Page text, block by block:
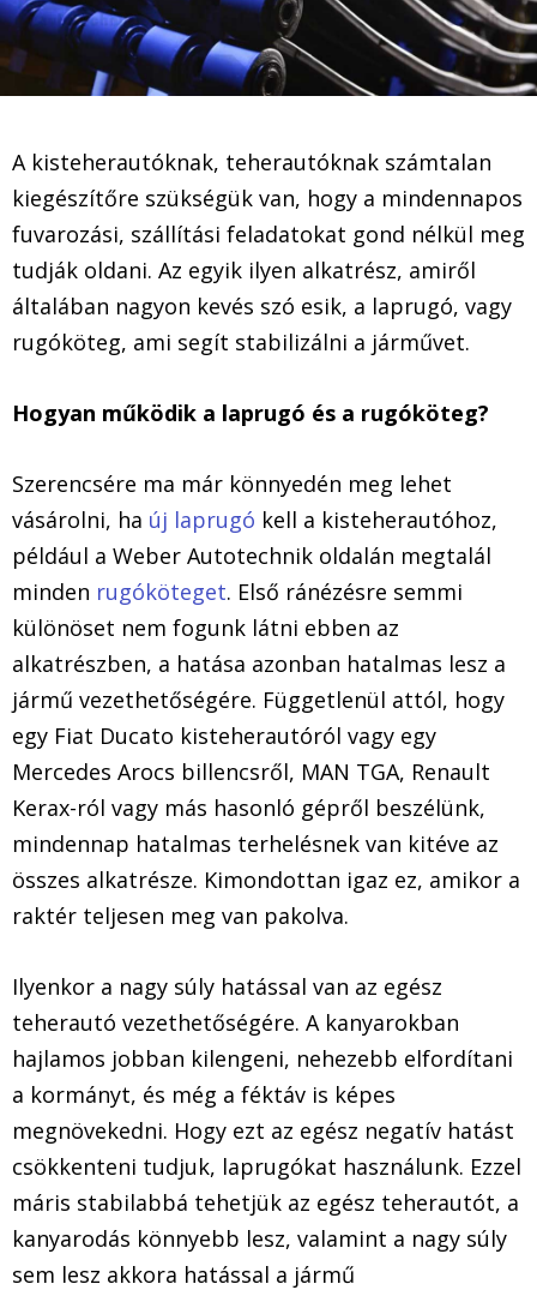
A kisteherautóknak, teherautóknak számtalan
kiegészítőre szükségük van, hogy a mindennapos
fuvarozási, szállítási feladatokat gond nélkül meg
tudják oldani. Az egyik ilyen alkatrész, amiről
általában nagyon kevés szó esik, a laprugó, vagy
rugóköteg, ami segít stabilizálni a járművet.
Hogyan működik a laprugó és a rugóköteg?
Szerencsére ma már könnyedén meg lehet
vásárolni, ha új laprugó kell a kisteherautóhoz,
például a Weber Autotechnik oldalán megtalál
minden rugóköteget. Első ránézésre semmi
különöset nem fogunk látni ebben az
alkatrészben, a hatása azonban hatalmas lesz a
jármű vezethetőségére. Függetlenül attól, hogy
egy Fiat Ducato kisteherautóról vagy egy
Mercedes Arocs billencsről, MAN TGA, Renault
Kerax-ról vagy más hasonló gépről beszélünk,
mindennap hatalmas terhelésnek van kitéve az
összes alkatrésze. Kimondottan igaz ez, amikor a
raktér teljesen meg van pakolva.
Ilyenkor a nagy súly hatással van az egész
teherautó vezethetőségére. A kanyarokban
hajlamos jobban kilengeni, nehezebb elfordítani
a kormányt, és még a féktáv is képes
megnövekedni. Hogy ezt az egész negatív hatást
csökkenteni tudjuk, laprugókat használunk. Ezzel
máris stabilabbá tehetjük az egész teherautót, a
kanyarodás könnyebb lesz, valamint a nagy súly
sem lesz akkora hatással a jármű